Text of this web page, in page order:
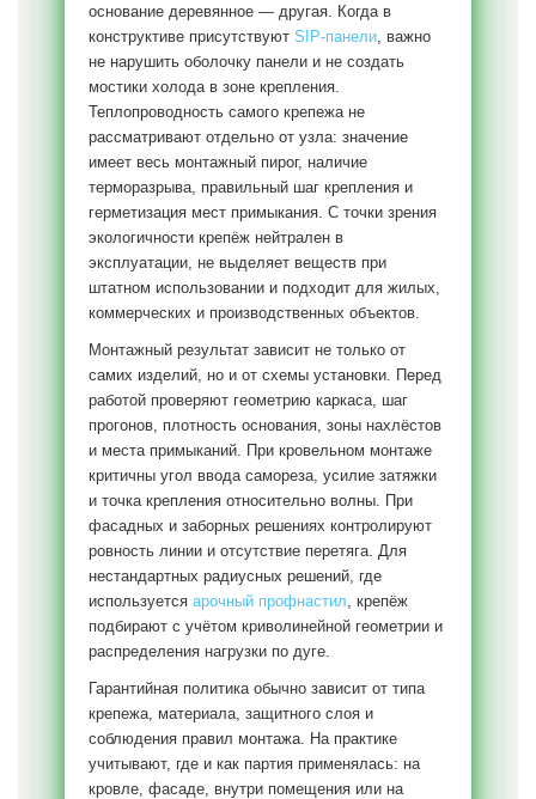
основание деревянное — другая. Когда в
конструктиве присутствуют SIP-панели , важно
не нарушить оболочку панели и не создать
мостики холода в зоне крепления.
Теплопроводность самого крепежа не
рассматривают отдельно от узла: значение
имеет весь монтажный пирог, наличие
терморазрыва, правильный шаг крепления и
герметизация мест примыкания. С точки зрения
экологичности крепёж нейтрален в
эксплуатации, не выделяет веществ при
штатном использовании и подходит для жилых,
коммерческих и производственных объектов.
Монтажный результат зависит не только от
самих изделий, но и от схемы установки. Перед
работой проверяют геометрию каркаса, шаг
прогонов, плотность основания, зоны нахлёстов
и места примыканий. При кровельном монтаже
критичны угол ввода самореза, усилие затяжки
и точка крепления относительно волны. При
фасадных и заборных решениях контролируют
ровность линии и отсутствие перетяга. Для
нестандартных радиусных решений, где
используется арочный профнастил , крепёж
подбирают с учётом криволинейной геометрии и
распределения нагрузки по дуге.
Гарантийная политика обычно зависит от типа
крепежа, материала, защитного слоя и
соблюдения правил монтажа. На практике
учитывают, где и как партия применялась: на
кровле, фасаде, внутри помещения или на